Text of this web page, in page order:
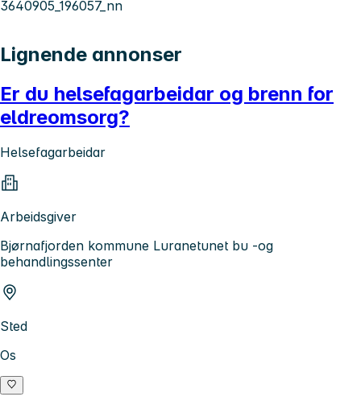
3640905_196057_nn
Lignende annonser
Er du helsefagarbeidar og brenn for
eldreomsorg?
Helsefagarbeidar
Arbeidsgiver
Bjørnafjorden kommune Luranetunet bu -og
behandlingssenter
Sted
Os